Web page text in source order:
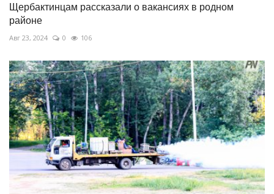
Щербактинцам рассказали о вакансиях в родном
районе
Авг 23, 2024 0 106